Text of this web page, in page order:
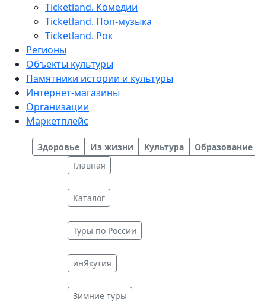
Ticketland. Комедии
Ticketland. Поп-музыка
Ticketland. Рок
Регионы
Объекты культуры
Памятники истории и культуры
Интернет-магазины
Организации
Маркетплейс
Здоровье Из жизни Культура Образование
Главная
Каталог
Туры по России
инЯкутия
Зимние туры